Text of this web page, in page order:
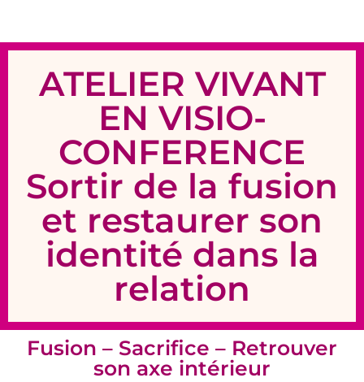
ATELIER VIVANT
EN VISIO-
CONFERENCE
Sortir de la fusion
et restaurer son
identité dans la
relation
Fusion – Sacrifice – Retrouver
son axe intérieur